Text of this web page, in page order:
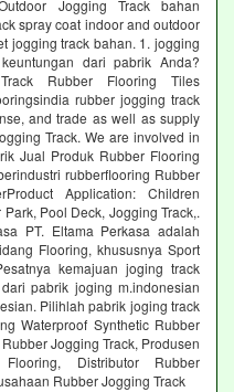
Jogging Track bahan
spray coat indoor and outdoor
jogging track bahan. 1. jogging
dari pabrik Anda?
Rubber Flooring Tiles
rubber jogging track
and trade as well as supply
Track. We are involved in
Jual Produk Rubber Flooring
rubberflooring Rubber
Application: Children
Pool Deck, Jogging Track,.
PT. Eltama Perkasa adalah
Flooring, khususnya Sport
kemajuan joging track
pabrik joging m.indonesian
Pilihlah pabrik joging track
Waterproof Synthetic Rubber
Jogging Track, Produsen
Distributor Rubber
Rubber Jogging Track